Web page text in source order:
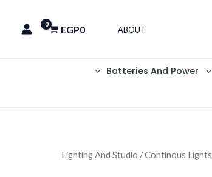
ABOUT
EGP0
Batteries And Power
Lighting And Studio /Continous Lights